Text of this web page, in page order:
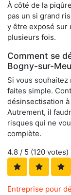
À côté de la
pas un si grand
y être exposé sur
plusieurs fois.
Comment se
Bogny-sur-
Si vous
faites simple.
désinsectisation
Autrement, il
risques qui ne
complète.
4.8 / 5 (120 votes)
Entreprise pour